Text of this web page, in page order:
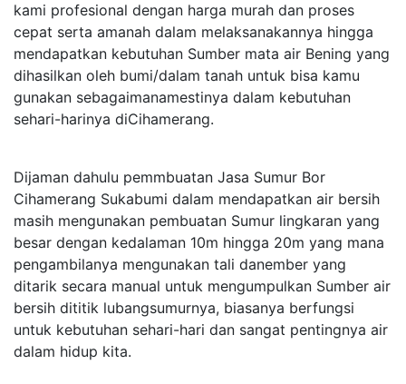
kami profesional dengan harga murah dan proses
cepat serta amanah dalam melaksanakannya hingga
mendapatkan kebutuhan Sumber mata air Bening yang
dihasilkan oleh bumi/dalam tanah untuk bisa kamu
gunakan sebagaimanamestinya dalam kebutuhan
sehari-harinya diCihamerang.
Dijaman dahulu pemmbuatan Jasa Sumur Bor
Cihamerang Sukabumi dalam mendapatkan air bersih
masih mengunakan pembuatan Sumur lingkaran yang
besar dengan kedalaman 10m hingga 20m yang mana
pengambilanya mengunakan tali danember yang
ditarik secara manual untuk mengumpulkan Sumber air
bersih dititik lubangsumurnya, biasanya berfungsi
untuk kebutuhan sehari-hari dan sangat pentingnya air
dalam hidup kita.